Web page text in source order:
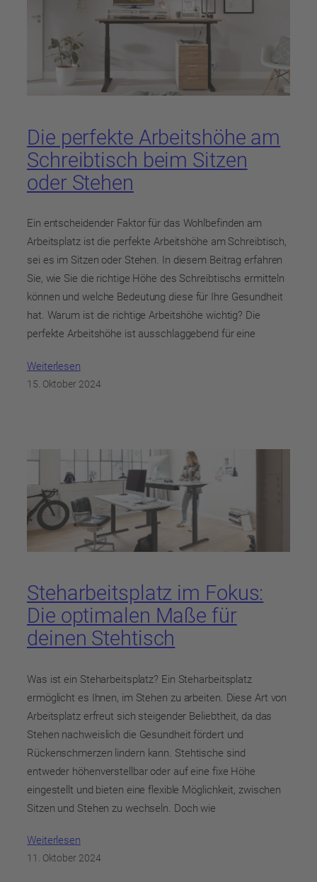
Die perfekte Arbeitshöhe am
Schreibtisch beim Sitzen
oder Stehen
Ein entscheidender Faktor für das Wohlbefinden am
Arbeitsplatz ist die perfekte Arbeitshöhe am Schreibtisch,
sei es im Sitzen oder Stehen. In diesem Beitrag erfahren
Sie, wie Sie die richtige Höhe des Schreibtischs ermitteln
können und welche Bedeutung diese für Ihre Gesundheit
hat. Warum ist die richtige Arbeitshöhe wichtig? Die
perfekte Arbeitshöhe ist ausschlaggebend für eine
Weiterlesen
15. Oktober 2024
Steharbeitsplatz im Fokus:
Die optimalen Maße für
deinen Stehtisch
Was ist ein Steharbeitsplatz? Ein Steharbeitsplatz
ermöglicht es Ihnen, im Stehen zu arbeiten. Diese Art von
Arbeitsplatz erfreut sich steigender Beliebtheit, da das
Stehen nachweislich die Gesundheit fördert und
Rückenschmerzen lindern kann. Stehtische sind
entweder höhenverstellbar oder auf eine fixe Höhe
eingestellt und bieten eine flexible Möglichkeit, zwischen
Sitzen und Stehen zu wechseln. Doch wie
Weiterlesen
11. Oktober 2024